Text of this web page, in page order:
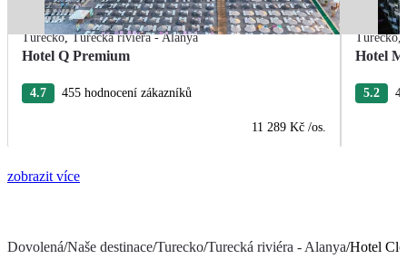
Turecko,Turecká riviéra - Alanya
Hotel Q Premium
4.7 455 hodnocení zákazníků
11 289 Kč /os.
Turecko,
Hotel
5.2
zobrazit více
Dovolená/Naše destinace/Turecko/Turecká riviéra - Alanya/Hotel